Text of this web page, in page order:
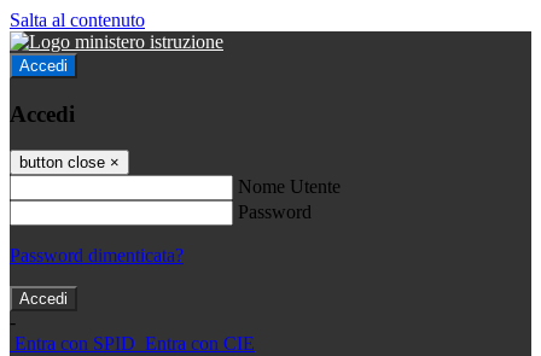
Salta al contenuto
Accedi
Accedi
button close ×
Nome Utente
Password
Password dimenticata?
-
Entra con SPID Entra con CIE